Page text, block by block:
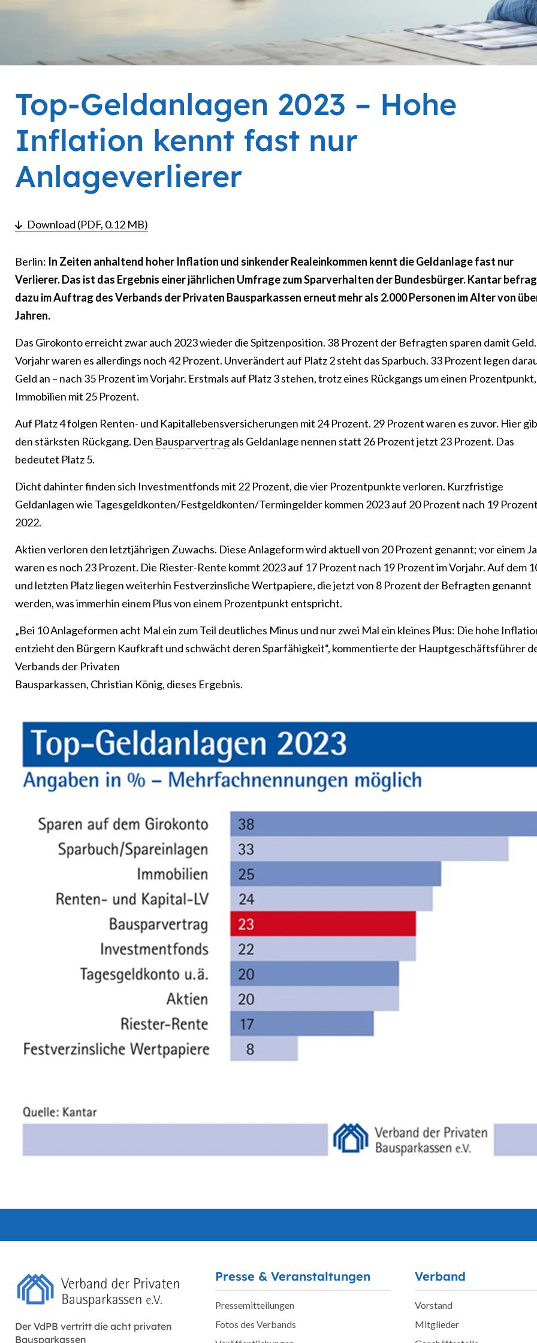
Top-Geldanlagen 2023 – Hohe
Inflation kennt fast nur
Anlageverlierer
Download (PDF, 0.12 MB)
Berlin: In Zeiten anhaltend hoher Inflation und sinkender Realeinkommen kennt die Geldanlage fast nur
Verlierer. Das ist das Ergebnis einer jährlichen Umfrage zum Sparverhalten der Bundesbürger. Kantar
dazu im Auftrag des Verbands der Privaten Bausparkassen erneut mehr als 2.000 Personen im Alter von
Jahren.
Das Girokonto erreicht zwar auch 2023 wieder die Spitzenposition. 38 Prozent der Befragten sparen damit
Vorjahr waren es allerdings noch 42 Prozent. Unverändert auf Platz 2 steht das Sparbuch. 33 Prozent legen
Geld an – nach 35 Prozent im Vorjahr. Erstmals auf Platz 3 stehen, trotz eines Rückgangs um einen Prozentpunkt,
Immobilien mit 25 Prozent.
Auf Platz 4 folgen Renten- und Kapitallebensversicherungen mit 24 Prozent. 29 Prozent waren es zuvor. Hier
den stärksten Rückgang. Den Bausparvertragals Geldanlage nennen statt 26 Prozent jetzt 23 Prozent. Das
bedeutet Platz 5.
Dicht dahinter finden sich Investmentfonds mit 22 Prozent, die vier Prozentpunkte verloren. Kurzfristige
Geldanlagen wie Tagesgeldkonten/Festgeldkonten/Termingelder kommen 2023 auf 20 Prozent nach 19 Prozent
2022.
Aktien verloren den letztjährigen Zuwachs. Diese Anlageform wird aktuell von 20 Prozent genannt; vor einem
waren es noch 23 Prozent. Die Riester-Rente kommt 2023 auf 17 Prozent nach 19 Prozent im Vorjahr. Auf dem
und letzten Platz liegen weiterhin Festverzinsliche Wertpapiere, die jetzt von 8 Prozent der Befragten genannt
werden, was immerhin einem Plus von einem Prozentpunkt entspricht.
„Bei 10 Anlageformen acht Mal ein zum Teil deutliches Minus und nur zwei Mal ein kleines Plus: Die hohe
entzieht den Bürgern Kaufkraft und schwächt deren Sparfähigkeit“, kommentierte der Hauptgeschäftsführer
Verbands der Privaten
Bausparkassen, Christian König, dieses Ergebnis.
Der VdPB vertritt die acht privaten
Bausparkassen
Presse & Veranstaltungen
Pressemitteilungen
Fotos des Verbands
Verband
Vorstand
Mitglieder